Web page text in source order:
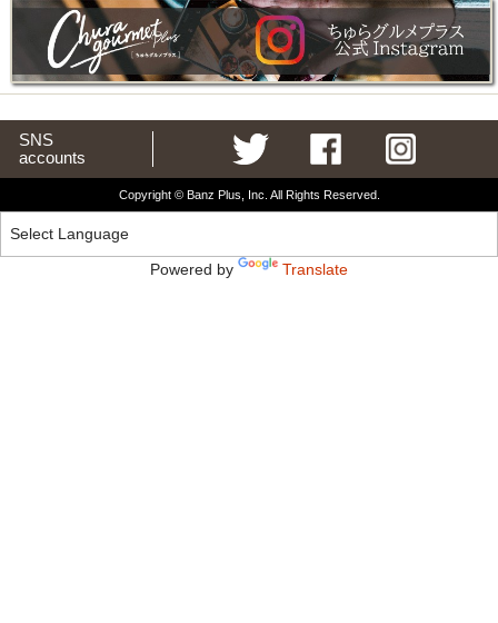
SNS
accounts
Copyright © Banz Plus, Inc. All Rights Reserved.
Powered by Translate